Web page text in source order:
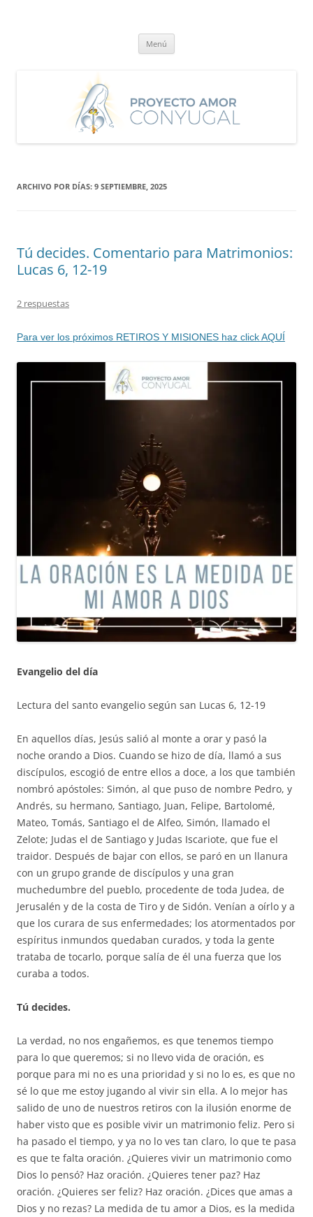
Menú
ARCHIVO POR DÍAS: 9 SEPTIEMBRE, 2025
Tú decides. Comentario para Matrimonios:
Lucas 6, 12-19
2 respuestas
Para ver los próximos RETIROS Y MISIONES haz click AQUÍ
Evangelio del día
Lectura del santo evangelio según san Lucas 6, 12-19
En aquellos días, Jesús salió al monte a orar y pasó la
noche orando a Dios. Cuando se hizo de día, llamó a sus
discípulos, escogió de entre ellos a doce, a los que también
nombró apóstoles: Simón, al que puso de nombre Pedro, y
Andrés, su hermano, Santiago, Juan, Felipe, Bartolomé,
Mateo, Tomás, Santiago el de Alfeo, Simón, llamado el
Zelote; Judas el de Santiago y Judas Iscariote, que fue el
traidor. Después de bajar con ellos, se paró en un llanura
con un grupo grande de discípulos y una gran
muchedumbre del pueblo, procedente de toda Judea, de
Jerusalén y de la costa de Tiro y de Sidón. Venían a oírlo y a
que los curara de sus enfermedades; los atormentados por
espíritus inmundos quedaban curados, y toda la gente
trataba de tocarlo, porque salía de él una fuerza que los
curaba a todos.
Tú decides.
La verdad, no nos engañemos, es que tenemos tiempo
para lo que queremos; si no llevo vida de oración, es
porque para mi no es una prioridad y si no lo es, es que no
sé lo que me estoy jugando al vivir sin ella. A lo mejor has
salido de uno de nuestros retiros con la ilusión enorme de
haber visto que es posible vivir un matrimonio feliz. Pero si
ha pasado el tiempo, y ya no lo ves tan claro, lo que te pasa
es que te falta oración. ¿Quieres vivir un matrimonio como
Dios lo pensó? Haz oración. ¿Quieres tener paz? Haz
oración. ¿Quieres ser feliz? Haz oración. ¿Dices que amas a
Dios y no rezas? La medida de tu amor a Dios, es la medida